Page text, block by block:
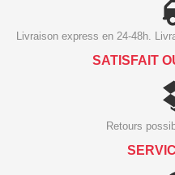
Livraison express en 24-48h.
SATISFAIT
Retours